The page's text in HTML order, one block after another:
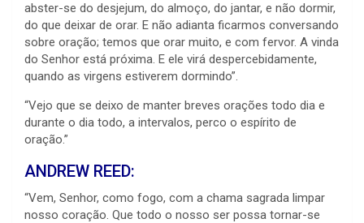
abster-se do desjejum, do almoço, do jantar, e não dormir,
do que deixar de orar. E não adianta ficarmos conversando
sobre oração; temos que orar muito, e com fervor. A vinda
do Senhor está próxima. E ele virá despercebidamente,
quando as virgens estiverem dormindo”.
“Vejo que se deixo de manter breves orações todo dia e
durante o dia todo, a intervalos, perco o espírito de
oração.”
ANDREW REED:
“Vem, Senhor, como fogo, com a chama sagrada limpar
nosso coração. Que todo o nosso ser possa tornar-se